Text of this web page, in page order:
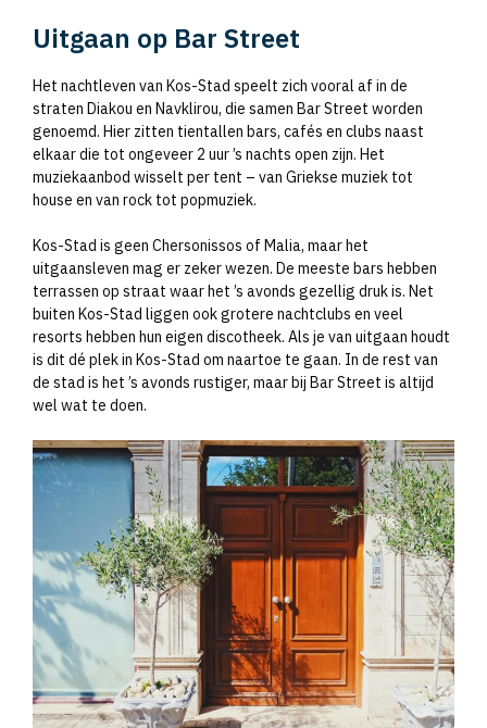
Uitgaan op Bar Street
Het nachtleven van Kos-Stad speelt zich vooral af in de
straten Diakou en Navklirou, die samen Bar Street worden
genoemd. Hier zitten tientallen bars, cafés en clubs naast
elkaar die tot ongeveer 2 uur ’s nachts open zijn. Het
muziekaanbod wisselt per tent – van Griekse muziek tot
house en van rock tot popmuziek.
Kos-Stad is geen Chersonissos of Malia, maar het
uitgaansleven mag er zeker wezen. De meeste bars hebben
terrassen op straat waar het ’s avonds gezellig druk is. Net
buiten Kos-Stad liggen ook grotere nachtclubs en veel
resorts hebben hun eigen discotheek. Als je van uitgaan houdt
is dit dé plek in Kos-Stad om naartoe te gaan. In de rest van
de stad is het ’s avonds rustiger, maar bij Bar Street is altijd
wel wat te doen.